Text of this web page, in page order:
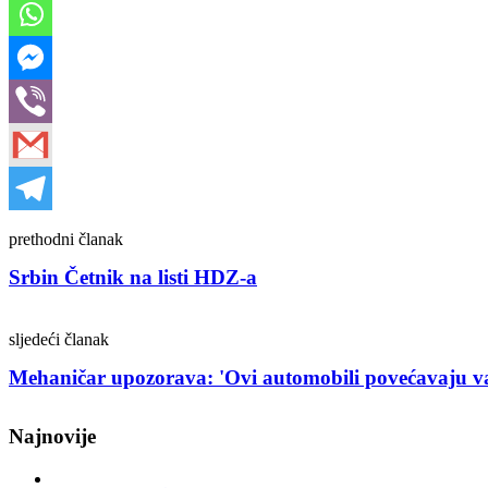
navigation
prethodni članak
Srbin Četnik na listi HDZ-a
sljedeći članak
Mehaničar upozorava: 'Ovi automobili povećavaju
Najnovije